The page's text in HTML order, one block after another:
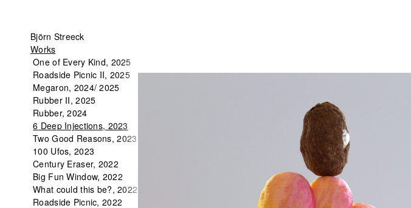
Björn Streeck
Works
One of Every Kind, 2025
Roadside Picnic II, 2025
Megaron, 2024/ 2025
Rubber II, 2025
Rubber, 2024
6 Deep Injections, 2023
Two Good Reasons, 2023
100 Ufos, 2023
Century Eraser, 2022
Big Fun Window, 2022
What could this be?, 2022
Roadside Picnic, 2022
2023